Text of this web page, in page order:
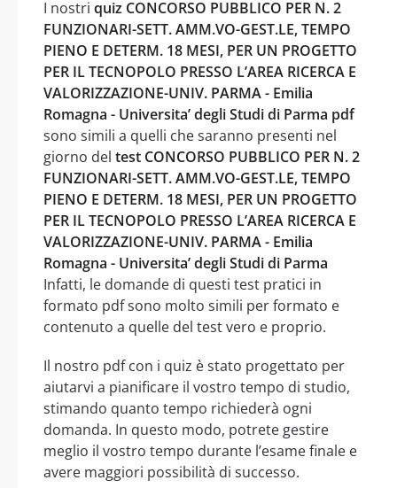
I nostri quiz CONCORSO PUBBLICO PER N. 2
FUNZIONARI-SETT. AMM.VO-GEST.LE, TEMPO
PIENO E DETERM. 18 MESI, PER UN PROGETTO
PER IL TECNOPOLO PRESSO L’AREA RICERCA E
VALORIZZAZIONE-UNIV. PARMA - Emilia
Romagna - Universita’ degli Studi di Parma pdf
sono simili a quelli che saranno presenti nel
giorno del test CONCORSO PUBBLICO PER N. 2
FUNZIONARI-SETT. AMM.VO-GEST.LE, TEMPO
PIENO E DETERM. 18 MESI, PER UN PROGETTO
PER IL TECNOPOLO PRESSO L’AREA RICERCA E
VALORIZZAZIONE-UNIV. PARMA - Emilia
Romagna - Universita’ degli Studi di Parma
Infatti, le domande di questi test pratici in
formato pdf sono molto simili per formato e
contenuto a quelle del test vero e proprio.
Il nostro pdf con i quiz è stato progettato per
aiutarvi a pianificare il vostro tempo di studio,
stimando quanto tempo richiederà ogni
domanda. In questo modo, potrete gestire
meglio il vostro tempo durante l’esame finale e
avere maggiori possibilità di successo.